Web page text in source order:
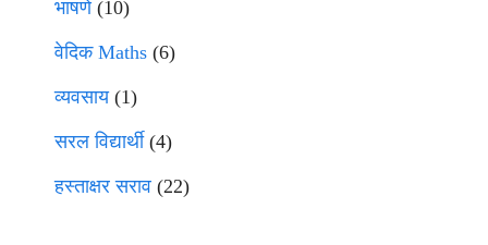
भाषणे(10)
वेदिक Maths (6)
व्यवसाय(1)
सरल विद्यार्थी(4)
हस्ताक्षर सराव (22)